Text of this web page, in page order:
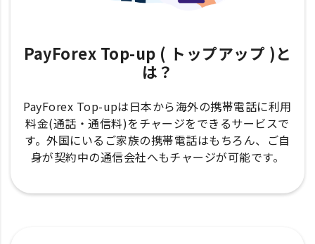
PayForex Top-up ( トップアップ )と
は？
PayForex Top-upは日本から海外の携帯電話に利用
料金(通話・通信料)をチャージをできるサービスで
す。外国にいるご家族の携帯電話はもちろん、ご自
身が契約中の通信会社へもチャージが可能です。